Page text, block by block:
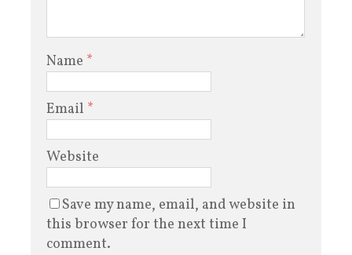
Name *
Email *
Website
Save my name, email, and website in
this browser for the next time I
comment.